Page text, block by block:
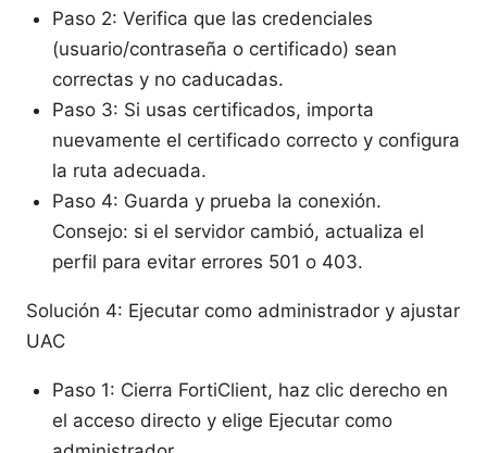
Paso 2: Verifica que las credenciales
(usuario/contraseña o certificado) sean
correctas y no caducadas.
Paso 3: Si usas certificados, importa
nuevamente el certificado correcto y configura
la ruta adecuada.
Paso 4: Guarda y prueba la conexión.
Consejo: si el servidor cambió, actualiza el
perfil para evitar errores 501 o 403.
Solución 4: Ejecutar como administrador y ajustar
UAC
Paso 1: Cierra FortiClient, haz clic derecho en
el acceso directo y elige Ejecutar como